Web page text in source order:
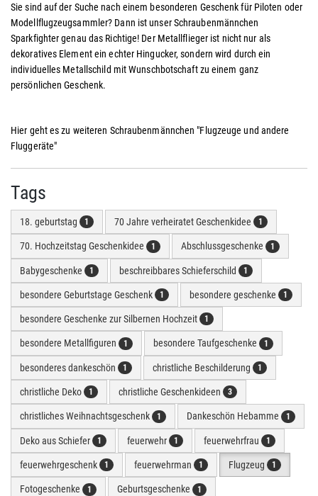
Sie sind auf der Suche nach einem besonderen Geschenk für Piloten oder
Modellflugzeugsammler? Dann ist unser Schraubenmännchen
Sparkfighter genau das Richtige! Der Metallflieger ist nicht nur als
dekoratives Element ein echter Hingucker, sondern wird durch ein
individuelles Metallschild mit Wunschbotschaft zu einem ganz
persönlichen Geschenk.
Hier geht es zu weiteren Schraubenmännchen "Flugzeuge und andere
Fluggeräte"
Tags
18. geburtstag 1 70 Jahre verheiratet Geschenkidee 1
70. Hochzeitstag Geschenkidee 1 Abschlussgeschenke 1
Babygeschenke 1 beschreibbares Schieferschild 1
besondere Geburtstage Geschenk 1 besondere geschenke 1
besondere Geschenke zur Silbernen Hochzeit 1
besondere Metallfiguren 1 besondere Taufgeschenke 1
besonderes dankeschön 1 christliche Beschilderung 1
christliche Deko 1 christliche Geschenkideen 3
christliches Weihnachtsgeschenk 1 Dankeschön Hebamme 1
Deko aus Schiefer 1 feuerwehr 1 feuerwehrfrau 1
feuerwehrgeschenk 1 feuerwehrman 1 Flugzeug 1
Fotogeschenke 1 Geburtsgeschenke 1